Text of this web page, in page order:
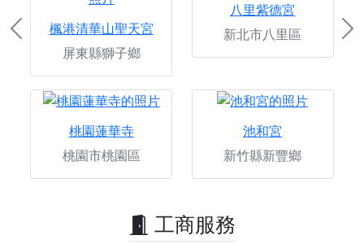
楓港清華山聖天宮
屏東縣獅子鄉
八里紫德宮
新北市八里區
桃園蓮華寺
桃園市桃園區
池和宮
新竹縣新豐鄉
Previous
工商服務